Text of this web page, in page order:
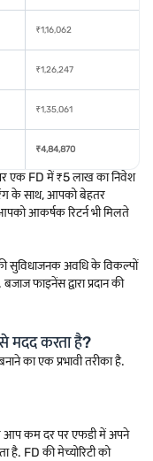
₹1,16,062
₹1,26,247
₹1,35,061
₹4,84,870
एक FD में ₹5 लाख का निवेश
के साथ, आपको बेहतर
आकर्षक रिटर्न भी मिलते
सुविधाजनक अवधि के विकल्पों
फाइनेंस द्वारा प्रदान की
मदद करता है?
का एक प्रभावी तरीका है.
आप कम दर पर एफडी में अपने
है. FD की मेच्योरिटी को